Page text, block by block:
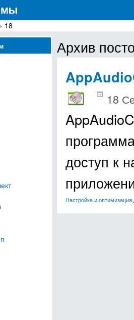
программ для Windows
18
Архив
18
доступ к
Настройка и оптимизация